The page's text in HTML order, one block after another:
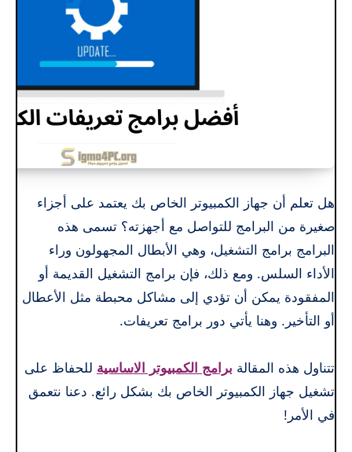
هل تعلم أن جهاز الكمبيوتر الخاص بك يعتمد على أجزاء
صغيرة من البرامج للتواصل مع أجهزته؟ تسمى هذه
البرامج برامج التشغيل، وهي الأبطال المجهولون وراء
الأداء السلس. ومع ذلك، فإن برامج التشغيل القديمة أو
المفقودة يمكن أن تؤدي إلى مشاكل محبطة مثل الأعطال
أو التأخير. وهنا يأتي دور برامج تعريفات.
تتناول هذه المقالة برامج الكمبيوتر الاساسية للحفاظ على
تشغيل جهاز الكمبيوتر الخاص بك بشكل رائع. دعنا نتعمق
في الأمر!